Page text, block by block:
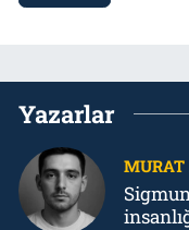
Yazarlar
MURAT